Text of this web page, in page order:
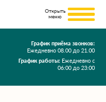
График приёма звонков:
Ежедневно 08.00 до 21.00
График работы: Ежедневно с
06:00 до 23:00